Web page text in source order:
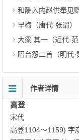
和酬入内赵供奉见
早梅（唐代·张谓）
大梁 其一（近代·范
昭台怨二首（明代·
作者详情
高登
宋代
高登1104～1159) 字